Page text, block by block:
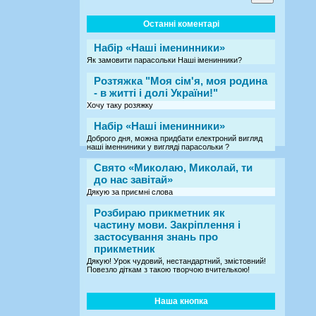
Останні коментарі
Набір «Наші іменинники»
Як замовити парасольки Наші іменинники?
Розтяжка "Моя сім'я, моя родина
- в житті і долі України!"
Хочу таку розяжку
Набір «Наші іменинники»
Доброго дня, можна придбати електроний вигляд
наші іменниники у вигляді парасольки ?
Свято «Миколаю, Миколай, ти
до нас завітай»
Дякую за приємні слова
Розбираю прикметник як
частину мови. Закріплення і
застосування знань про
прикметник
Дякую! Урок чудовий, нестандартний, змістовний!
Повезло діткам з такою творчою вчителькою!
Наша кнопка